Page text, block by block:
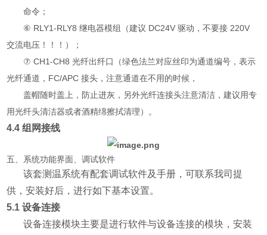
命令；
⑥ RLY1-RLY8 继电器模组（建议 DC24V 驱动，不要接 220V
交流电压！！！）；
⑦ CH1-CH8 光纤出纤口（绿色法兰对应丝印为通道编号，表示
光纤通道，FC/APC 接头，注意通道在不用的时候，
盖帽随时盖上，防止进灰，另外光纤连接头注意清洁，建议用专
用光纤头清洁器或者酒精绵擦拭清理）。
4.4 组网接线
五、系统功能界面、调试软件
该套测温系统有配套调试软件及手册，可联系我司提
供，安装好后，进行如下基本设置。
5.1 设备连接
设备连接模块主要是进行软件与设备连接的模块，安装